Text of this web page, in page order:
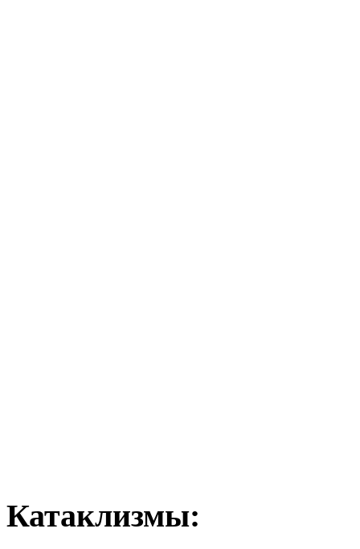
Катаклизмы: